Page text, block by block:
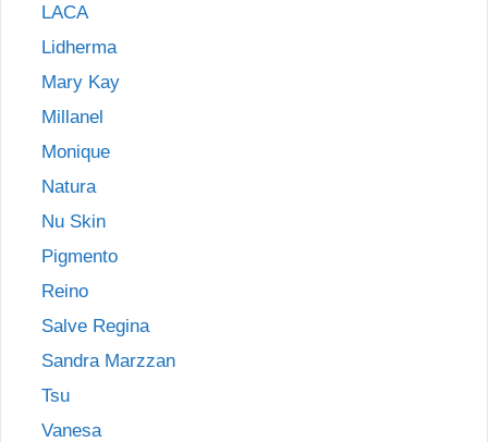
LACA
Lidherma
Mary Kay
Millanel
Monique
Natura
Nu Skin
Pigmento
Reino
Salve Regina
Sandra Marzzan
Tsu
Vanesa